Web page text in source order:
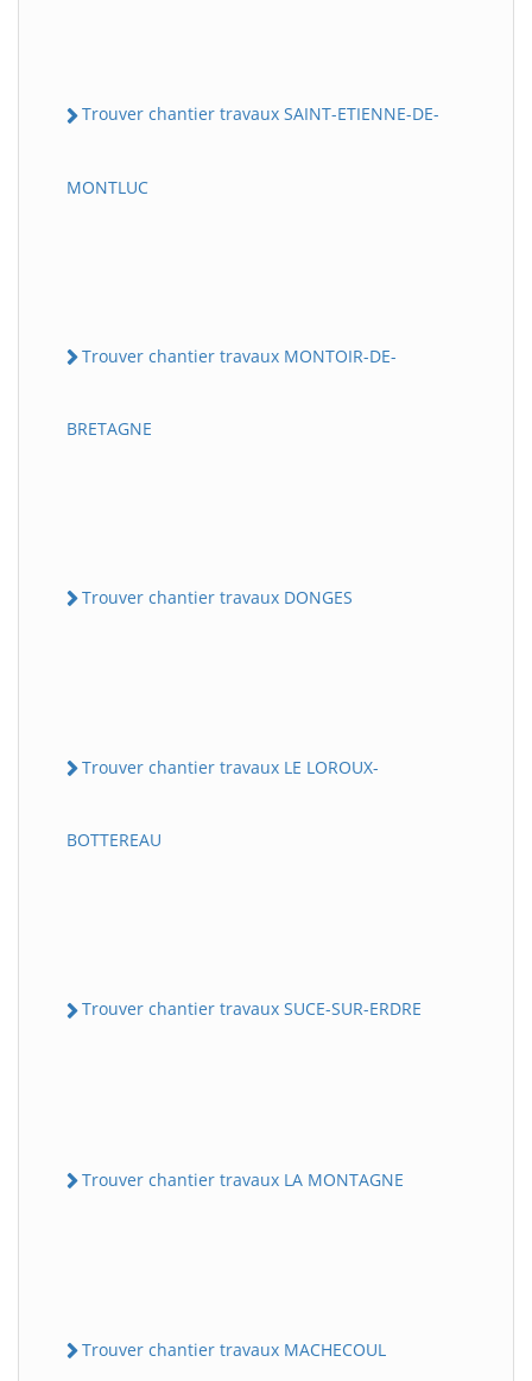
Trouver chantier travaux SAINT-ETIENNE-DE-
MONTLUC
Trouver chantier travaux MONTOIR-DE-
BRETAGNE
Trouver chantier travaux DONGES
Trouver chantier travaux LE LOROUX-
BOTTEREAU
Trouver chantier travaux SUCE-SUR-ERDRE
Trouver chantier travaux LA MONTAGNE
Trouver chantier travaux MACHECOUL